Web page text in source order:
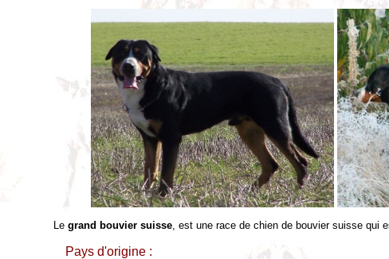
Le grand bouvier suisse, est une race de chien de bouvier suisse qui
Pays d'origine :